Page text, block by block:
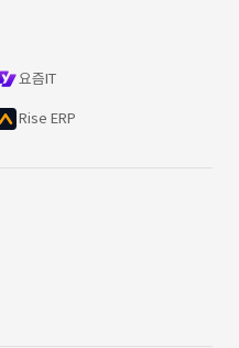
요즘IT
Rise ERP